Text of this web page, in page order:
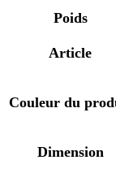
Poids
Article
Couleur du
Dimension